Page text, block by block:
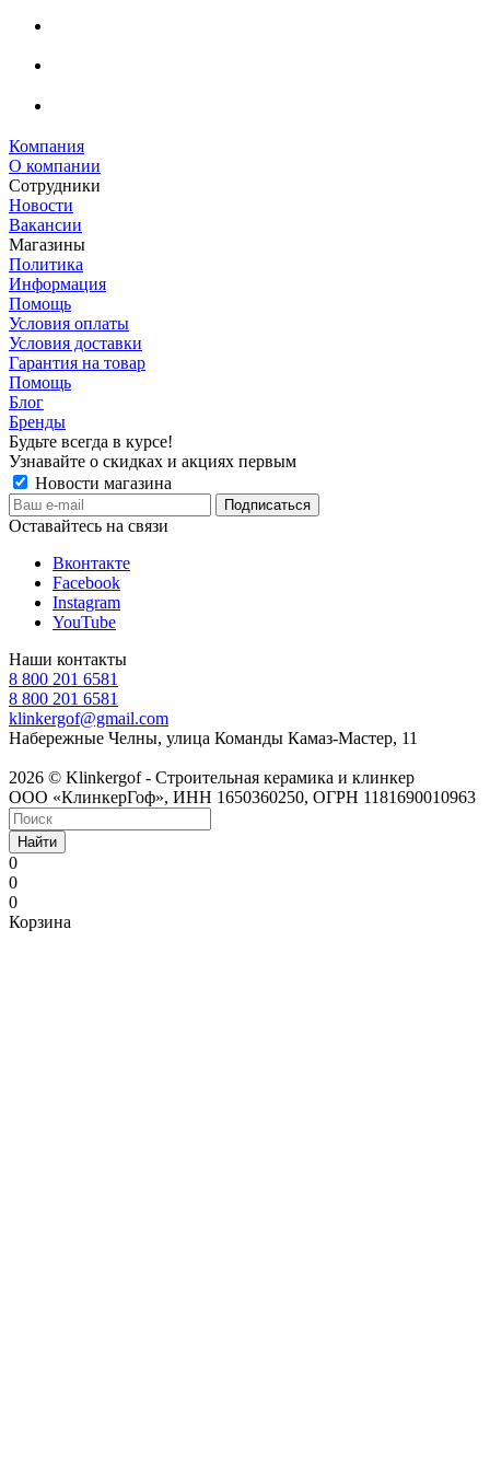
Компания
О компании
Сотрудники
Новости
Вакансии
Магазины
Политика
Информация
Помощь
Условия оплаты
Условия доставки
Гарантия на товар
Помощь
Блог
Бренды
Будьте всегда в курсе!
Узнавайте о скидках и акциях первым
Новости магазина
Оставайтесь на связи
Вконтакте
Facebook
Instagram
YouTube
Наши контакты
8 800 201 6581
8 800 201 6581
klinkergof@gmail.com
Набережные Челны, улица Команды Камаз-Мастер, 11
2026 © Klinkergof - Строительная керамика и клинкер
ООО «КлинкерГоф», ИНН 1650360250, ОГРН 1181690010963
Найти
0
0
0
Корзина